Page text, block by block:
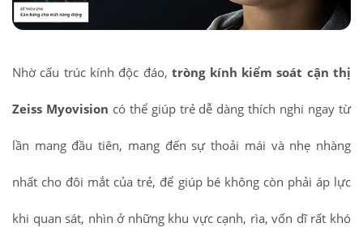
Nhờ cấu trúc kính độc đáo,tròng kính kiểm soát cận thị
Zeiss Myovision có thể giúp trẻ dễ dàng thích nghi ngay từ
lần mang đầu tiên, mang đến sự thoải mái và nhẹ nhàng
nhất cho đôi mắt của trẻ, để giúp bé không còn phải áp lực
khi quan sát, nhìn ở những khu vực cạnh, rìa, vốn dĩ rất khó